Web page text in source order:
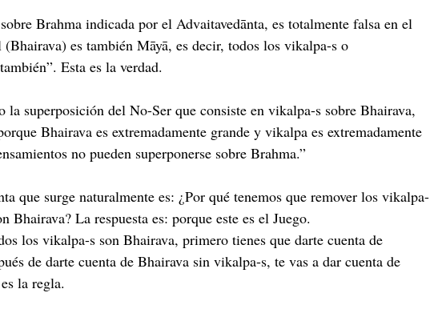
Brahma indicada por el Advaitavedānta, es totalmente falsa en el
es también Māyā, es decir, todos los vikalpa-s o
Esta es la verdad.
la superposición del No-Ser que consiste en vikalpa-s sobre Bhairava,
Bhairava es extremadamente grande y vikalpa es extremadamente
no pueden superponerse sobre Brahma.”
que surge naturalmente es: ¿Por qué tenemos que remover los vikalpa-
Bhairava? La respuesta es: porque este es el Juego.
los vikalpa-s son Bhairava, primero tienes que darte cuenta de
de darte cuenta de Bhairava sin vikalpa-s, te vas a dar cuenta de
la regla.